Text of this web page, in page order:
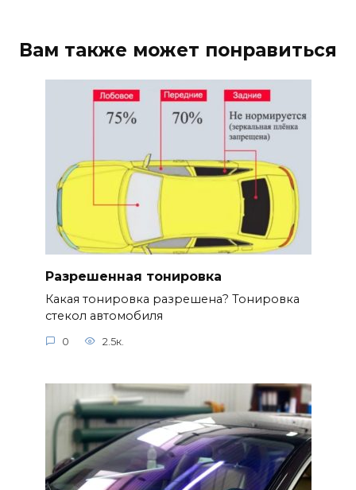
Вам также может понравиться
Разрешенная тонировка
Какая тонировка разрешена? Тонировка
стекол автомобиля
0 2.5к.